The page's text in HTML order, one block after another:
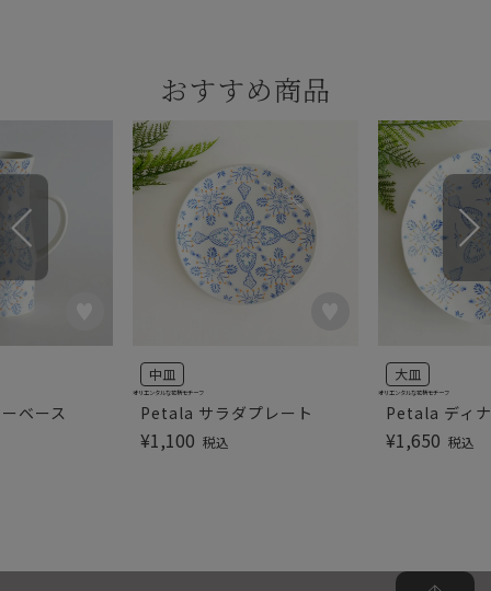
おすすめ商品
ベース Petala サラダプレート
中皿
¥1,100 税込
オリエンタルな花柄モチーフ
Petala ディ
大皿
¥1,650 税込
オリエンタルな花柄モチーフ